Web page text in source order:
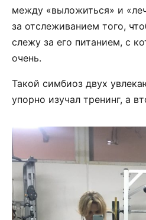
между «выложиться» и
за отслеживанием того,
слежу за его питанием, с
очень.
Такой симбиоз двух
упорно изучал тренинг, а